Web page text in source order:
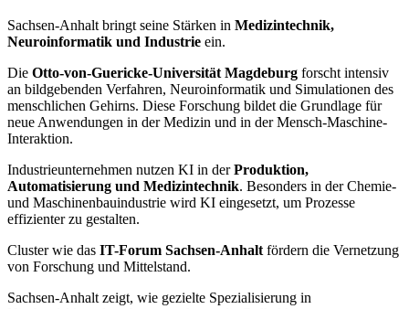
Sachsen-Anhalt bringt seine Stärken in Medizintechnik,
Neuroinformatik und Industrie ein.
Die Otto-von-Guericke-Universität Magdeburg forscht intensiv
an bildgebenden Verfahren, Neuroinformatik und Simulationen des
menschlichen Gehirns. Diese Forschung bildet die Grundlage für
neue Anwendungen in der Medizin und in der Mensch-Maschine-
Interaktion.
Industrieunternehmen nutzen KI in derProduktion,
Automatisierung und Medizintechnik. Besonders in der Chemie-
und Maschinenbauindustrie wird KI eingesetzt, um Prozesse
effizienter zu gestalten.
Cluster wie das IT-Forum Sachsen-Anhalt fördern die Vernetzung
von Forschung und Mittelstand.
Sachsen-Anhalt zeigt, wie gezielte Spezialisierung in